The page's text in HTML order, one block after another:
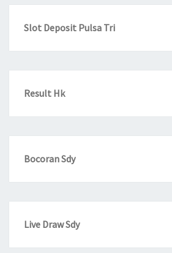
Slot Deposit Pulsa Tri
Result Hk
Bocoran Sdy
Live Draw Sdy